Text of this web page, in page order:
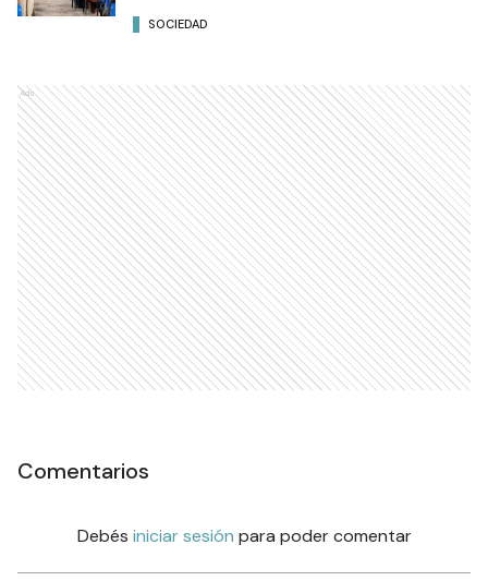
SOCIEDAD
Ads
Comentarios
Debés iniciar sesión para poder comentar